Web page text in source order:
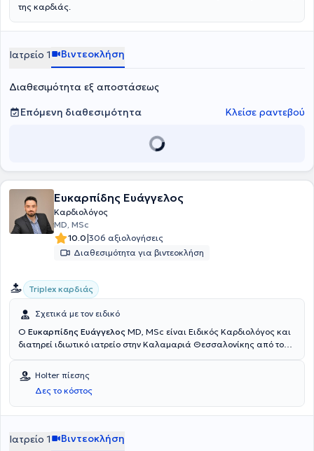
της καρδιάς.
Ιατρείο 1 Βιντεοκλήση
Διαθεσιμότητα εξ αποστάσεως
Επόμενη διαθεσιμότητα
Κλείσε ραντεβού
Ευκαρπίδης Ευάγγελος
Καρδιολόγος
MD, MSc
10.0|306 αξιολογήσεις
Διαθεσιμότητα για βιντεοκλήση
Triplex καρδιάς
Σχετικά με τον ειδικό
Ο Ευκαρπίδης Ευάγγελος MD, MSc είναι Ειδικός Καρδιολόγος και
διατηρεί ιδιωτικό ιατρείο στην Καλαμαριά Θεσσαλονίκης από το
Πανεπιστημίου Θεσσαλονίκης και είναι κάτοχος μεταπτυχιακού
διπλώματος στην Ιατρική Έρευνα, από το ίδιο πανεπιστήμιο.
Εκπαιδεύτηκε στην Παθολογία και στην Καρδιολογία στο Γενικό
Νοσοκομείο Ξάνθης, ολοκλήρωσε την ειδικότητα του στην
"Παπανικολάου" και ήταν υπότροφος της Ελληνικής Καρδιολογικής
Εταιρείας. Στο ιδιωτικό του ιατρείο, σε έναν μοντέρνο, καλαίσθητο
Holter πίεσης
Δες το κόστος
Ιατρείο 1 Βιντεοκλήση